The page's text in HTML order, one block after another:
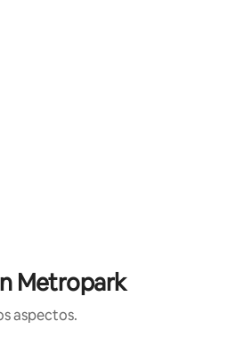
Metropark
aspectos.